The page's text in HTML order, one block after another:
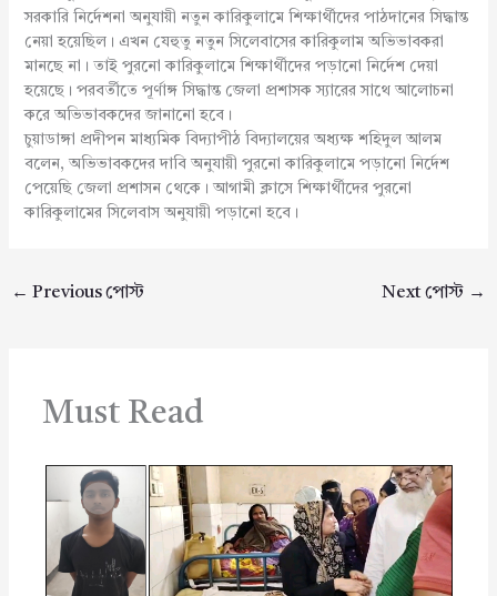
সরকারি নির্দেশনা অনুযায়ী নতুন কারিকুলামে শিক্ষার্থীদের পাঠদানের সিদ্ধান্ত
নেয়া হয়েছিল। এখন যেহুতু নতুন সিলেবাসের কারিকুলাম অভিভাবকরা
মানছে না। তাই পুরনো কারিকুলামে শিক্ষার্থীদের পড়ানো নির্দেশ দেয়া
হয়েছে। পরবর্তীতে পূর্ণাঙ্গ সিদ্ধান্ত জেলা প্রশাসক স্যারের সাথে আলোচনা
করে অভিভাবকদের জানানো হবে।
চুয়াডাঙ্গা প্রদীপন মাধ্যমিক বিদ্যাপীঠ বিদ্যালয়ের অধ্যক্ষ শহিদুল আলম
বলেন, অভিভাবকদের দাবি অনুযায়ী পুরনো কারিকুলামে পড়ানো নির্দেশ
পেয়েছি জেলা প্রশাসন থেকে। আগামী ক্লাসে শিক্ষার্থীদের পুরনো
কারিকুলামের সিলেবাস অনুযায়ী পড়ানো হবে।
← Previous পোস্ট Next পোস্ট →
Must Read